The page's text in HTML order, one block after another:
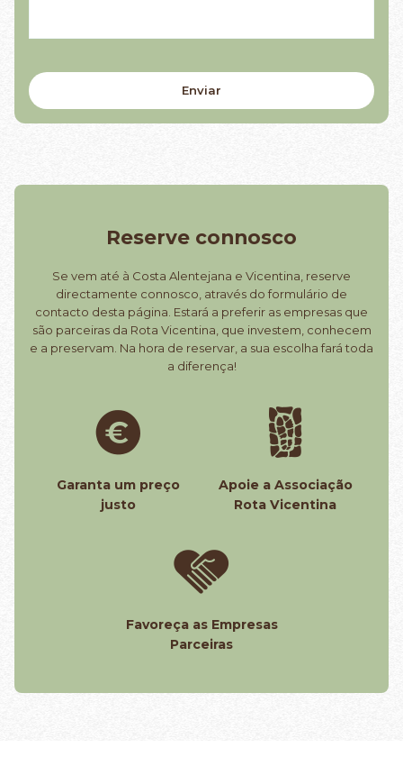
Reserve connosco
Se vem até à Costa Alentejana e Vicentina, reserve
directamente connosco, através do formulário de
contacto desta página. Estará a preferir as empresas que
são parceiras da Rota Vicentina, que investem, conhecem
e a preservam. Na hora de reservar, a sua escolha fará toda
a diferença!
Garanta um preço
justo
Apoie a Associação
Rota Vicentina
Favoreça as Empresas
Parceiras